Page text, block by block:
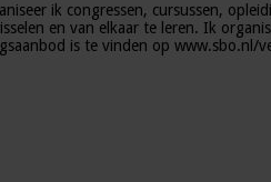
ik congressen, cursussen,
en van elkaar te leren. Ik
is te vinden op www.sbo.nl/